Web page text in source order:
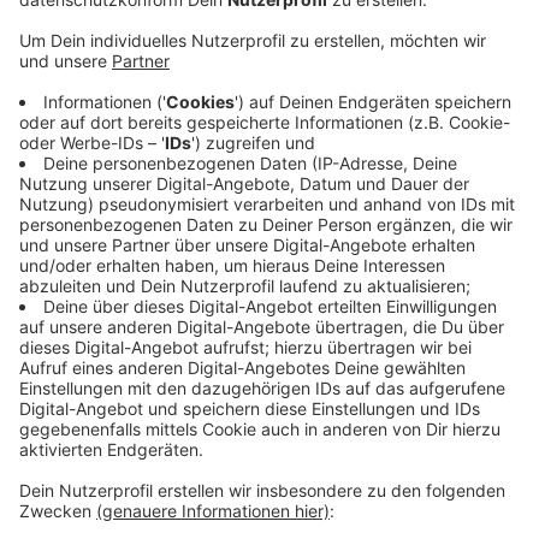
Anzeige
Das hat die Weseler Kreisverwaltung bekannt
gegeben. Die Betroffenen befinden sich demnach in
Quarantäne und kommen aus Moers, Kamp-Lintfort,
Neukirchen-Vluyn sowie Duisburg. Um eine weitere
Ausbreitung des Virus zu verhindern wurde der Betrieb
zunächst geschlossen und eine Testung aller
Mitarbeiter angeordnet. Der betroffene Betrieb
verfüge über ein hervorragendes Hygienekonzept,
arbeite nicht mit Werkverträgen oder bringe
Mitarbeitende in Sammelunterkünften unter, so die
Weseler Kreisverwaltung.
Anzeige